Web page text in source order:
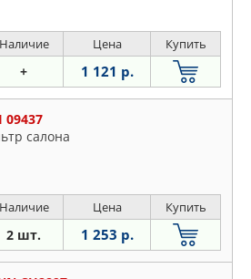
Наличие Цена Купить
+ 1 121 р.
09437
салона
Наличие Цена Купить
2 шт. 1 253 р.